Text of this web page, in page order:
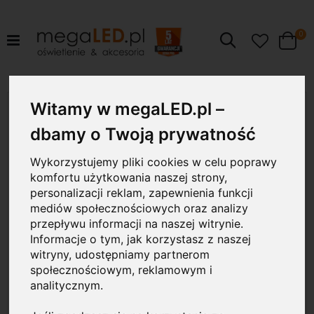
Witamy w megaLED.pl –
dbamy o Twoją prywatność
Wykorzystujemy pliki cookies w celu poprawy
komfortu użytkowania naszej strony,
personalizacji reklam, zapewnienia funkcji
mediów społecznościowych oraz analizy
przepływu informacji na naszej witrynie.
Informacje o tym, jak korzystasz z naszej
witryny, udostępniamy partnerom
społecznościowym, reklamowym i
analitycznym.
Szukaj Cart
0
galerii
22W